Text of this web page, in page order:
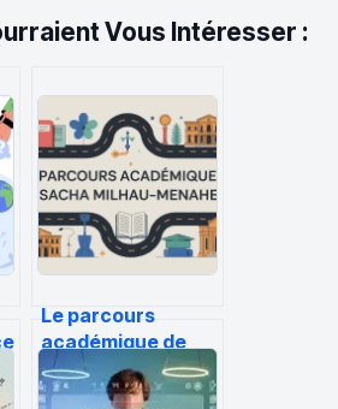
Vous Intéresser :
Le parcours
académique de
sacha milhau-
menahem et ses